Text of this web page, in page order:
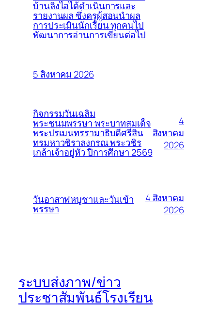
บ้านลิงไอได้ดำเนินการและ
รายงานผล ซึ่งครูผู้สอนนำผล
การประเมินนักเรียน ทุกคนไป
พัฒนาการอ่านการเขียนต่อไป
5 สิงหาคม 2026
กิจกรรมวันเฉลิม
พระชนมพรรษา พระบาทสมเด็จ
พระปรเมนทรรามาธิบดีศรีสิน
ทรมหาวชิราลงกรณ พระวชิร
เกล้าเจ้าอยู่หัว ปีการศึกษา 2569
4
สิงหาคม
2026
วันอาสาฬหบูชาและวันเข้า
พรรษา
4 สิงหาคม
2026
ระบบส่งภาพ/ข่าว
ประชาสัมพันธ์โรงเรียน